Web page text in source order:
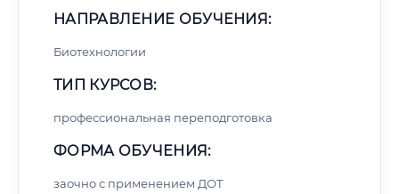
НАПРАВЛЕНИЕ ОБУЧЕНИЯ:
Биотехнологии
ТИП КУРСОВ:
профессиональная переподготовка
ФОРМА ОБУЧЕНИЯ:
заочно с применением ДОТ